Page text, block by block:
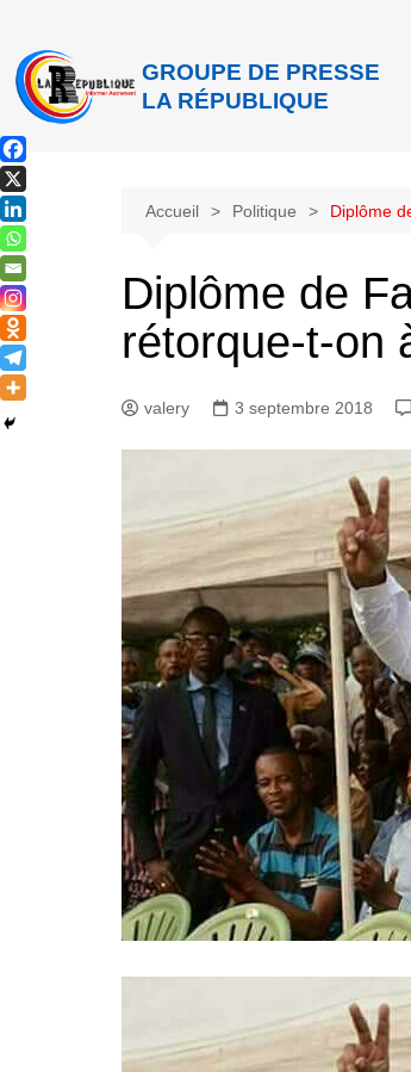
GROUPE DE PRESSE
LA RÉPUBLIQUE
Accueil Politique Diplôme
Diplôme de
rétorque-t-on
valery 3 septembre 2018